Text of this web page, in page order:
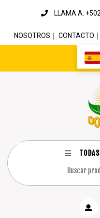
LLAMA A:
NOSOTROS ｜ CONTACTO ｜